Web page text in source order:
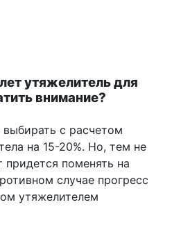
утяжелитель для
внимание?
с расчетом
на 15-20%. Но, тем не
поменять на
случае прогресс
утяжелителем